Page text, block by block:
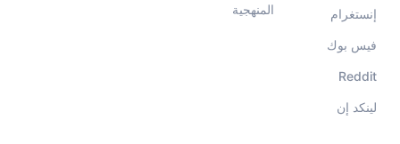
المنهجية إنستغرام
فيس بوك
Reddit
لينكد إن